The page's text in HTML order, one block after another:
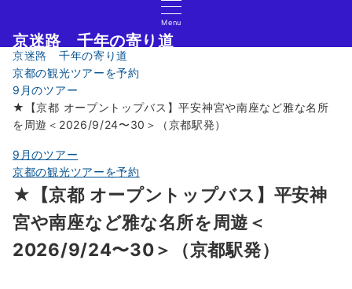
Menu
京迷路 千年の寄り道
京都の観光イベント・グルメ・ショッピングの情報サイト
京迷路 千年の寄り道
京都の観光ツアーを予約
9月のツアー
★【京都 オープントップバス】平安神宮や南座など雅な名所
を周遊＜2026/9/24〜30＞（京都駅発）
9月のツアー
京都の観光ツアーを予約
★【京都 オープントップバス】平安神
宮や南座など雅な名所を周遊＜
2026/9/24〜30＞（京都駅発）